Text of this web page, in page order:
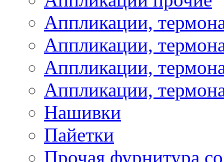
Аппликации,
Аппликации,
Аппликации,
Аппликации,
Нашивки
Пайетки
Прочая фурнитура